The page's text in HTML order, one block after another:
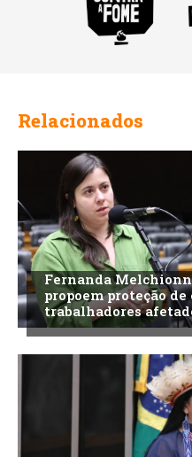
Relacionados
Fernanda
propoem proteção de
trabalhadores